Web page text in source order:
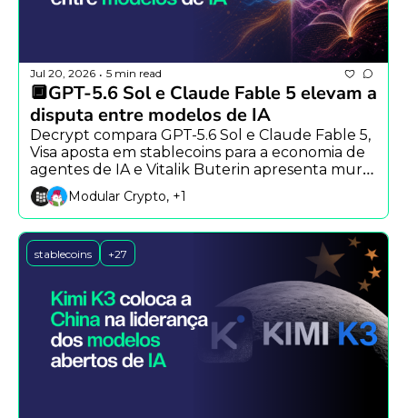
Jul 20, 2026 • 5 min read
🔲GPT-5.6 Sol e Claude Fable 5 elevam a
disputa entre modelos de IA
Decrypt compara GPT-5.6 Sol e Claude Fable 5,
Visa aposta em stablecoins para a economia de
agentes de IA e Vitalik Buterin apresenta mural
anônimo na Aztec.
Modular Crypto, +1
stablecoins +27